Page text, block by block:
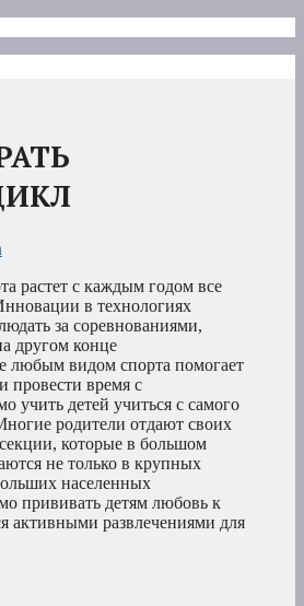
растет с каждым годом все
в технологиях
за соревнованиями,
другом конце
любым видом спорта помогает
провести время с
учить детей учиться с самого
родители отдают своих
которые в большом
не только в крупных
населенных
прививать детям любовь к
активными развлечениями для